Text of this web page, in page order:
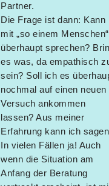
Partner.
Die Frage ist dann: Kann
mit „so einem Menschen“
überhaupt sprechen?
es was, da empathisch
sein? Soll ich es
nochmal auf einen neuen
Versuch ankommen
lassen? Aus meiner
Erfahrung kann ich
In vielen Fällen ja! Auch
wenn die Situation am
Anfang der Beratung